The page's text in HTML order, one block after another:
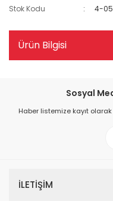
Stok Kodu
4-
Ürün Bilgisi
Sosyal
Haber listemize kayıt
İLETİŞİM